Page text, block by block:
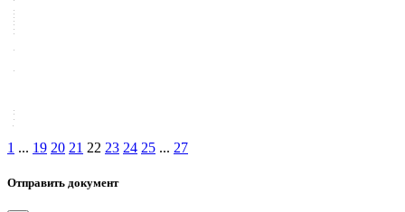
1 ... 19 20 21 22 23 24 25 ... 27
Отправить документ